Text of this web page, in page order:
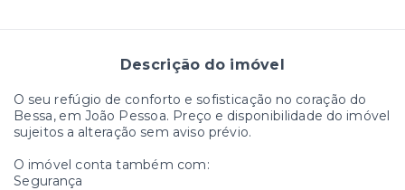
Descrição do imóvel
O seu refúgio de conforto e sofisticação no coração do
Bessa, em João Pessoa. Preço e disponibilidade do imóvel
sujeitos a alteração sem aviso prévio.
O imóvel conta também com:
Segurança